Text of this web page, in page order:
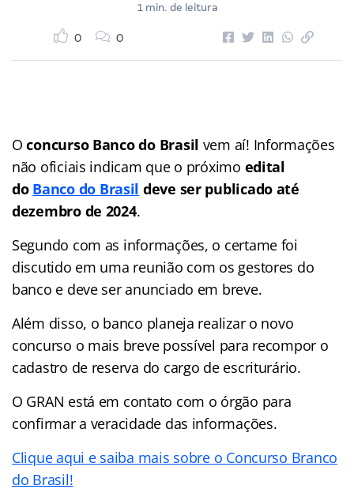
1 min. de leitura
0 0
Oconcurso Banco do Brasil vem aí! Informações
não oficiais indicam que o próximo edital
do Banco do Brasil deve ser publicado até
dezembro de 2024.
Segundo com as informações, o certame foi
discutido em uma reunião com os gestores do
banco e deve ser anunciado em breve.
Além disso, o banco planeja realizar o novo
concurso o mais breve possível para recompor o
cadastro de reserva do cargo de escriturário.
O GRAN está em contato com o órgão para
confirmar a veracidade das informações.
Clique aqui e saiba mais sobre o Concurso Branco
do Brasil!